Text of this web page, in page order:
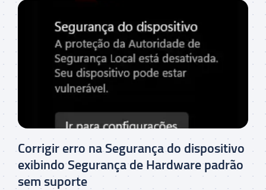
Corrigir erro na Segurança do dispositivo
exibindo Segurança de Hardware padrão
sem suporte